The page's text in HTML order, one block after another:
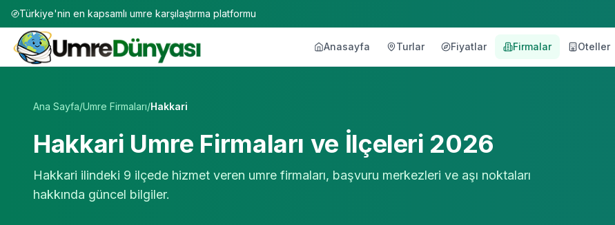
Türkiye'nin en kapsamlı umre karşılaştırma platformu
Anasayfa Turlar Fiyatlar Firmalar Oteller
Ana Sayfa/Umre Firmaları/Hakkari
Hakkari Umre Firmaları ve İlçeleri 2026
Hakkari ilindeki 9 ilçede hizmet veren umre firmaları, başvuru merkezleri ve aşı noktaları
hakkında güncel bilgiler.